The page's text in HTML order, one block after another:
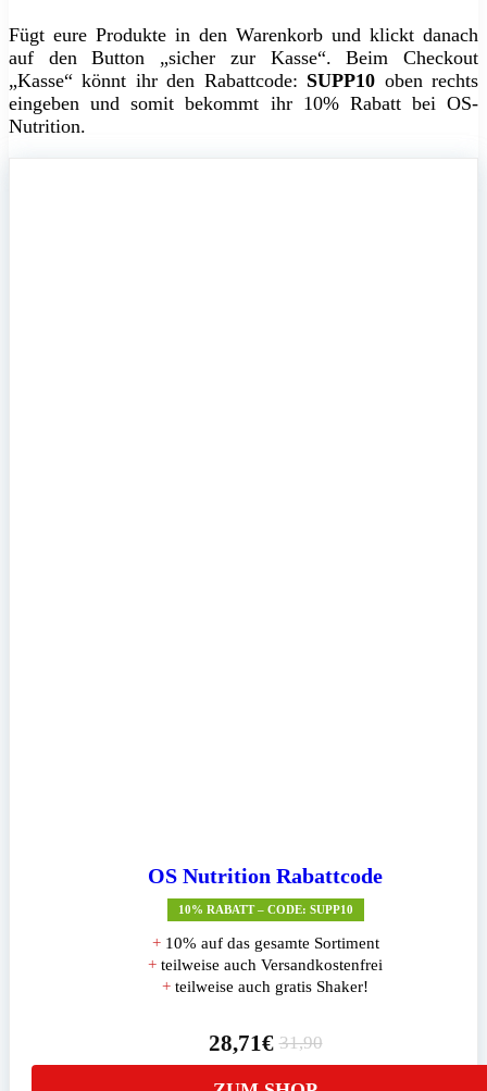
Fügt eure Produkte in den Warenkorb und klickt danach
auf den Button „sicher zur Kasse“. Beim Checkout
„Kasse“ könnt ihr den Rabattcode: SUPP10 oben rechts
eingeben und somit bekommt ihr 10% Rabatt bei OS-
Nutrition.
OS Nutrition Rabattcode
10% RABATT – CODE: SUPP10
+10% auf das gesamte Sortiment
+ teilweise auch Versandkostenfrei
+ teilweise auch gratis Shaker!
28,71€ 31,90